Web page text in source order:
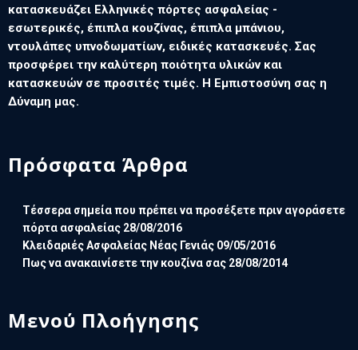
κατασκευάζει Ελληνικές πόρτες ασφαλείας -
εσωτερικές, έπιπλα κουζίνας, έπιπλα μπάνιου,
ντουλάπες υπνοδωματίων, ειδικές κατασκευές. Σας
προσφέρει την καλύτερη ποιότητα υλικών και
κατασκευών σε προσιτές τιμές. Η Εμπιστοσύνη σας η
Δύναμη μας.
Πρόσφατα Άρθρα
Τέσσερα σημεία που πρέπει να προσέξετε πριν αγοράσετε
πόρτα ασφαλείας 28/08/2016
Κλειδαριές Ασφαλείας Νέας Γενιάς 09/05/2016
Πως να ανακαινίσετε την κουζίνα σας 28/08/2014
Μενού Πλοήγησης